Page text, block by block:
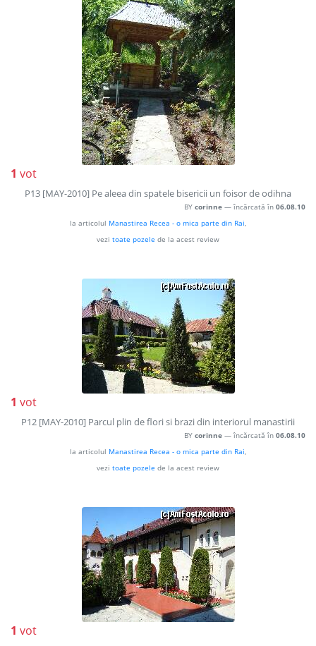
1 vot
P13 [MAY-2010] Pe aleea din spatele bisericii un foisor de odihna
BY corinne — încărcată în 06.08.10
la articolul Manastirea Recea - o mica parte din Rai,
vezi toate pozele de la acest review
1 vot
P12 [MAY-2010] Parcul plin de flori si brazi din interiorul manastirii
BY corinne — încărcată în 06.08.10
la articolul Manastirea Recea - o mica parte din Rai,
vezi toate pozele de la acest review
1 vot